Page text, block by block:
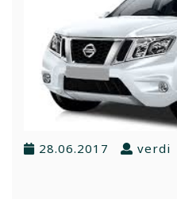
28.06.2017 verdi